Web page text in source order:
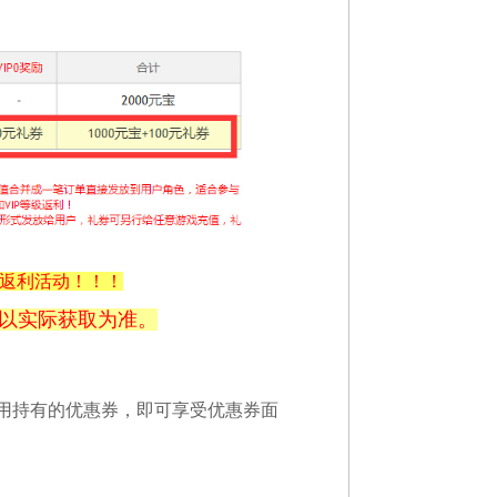
利活动！！！
实际获取为准。
持有的优惠券，即可享受优惠券面